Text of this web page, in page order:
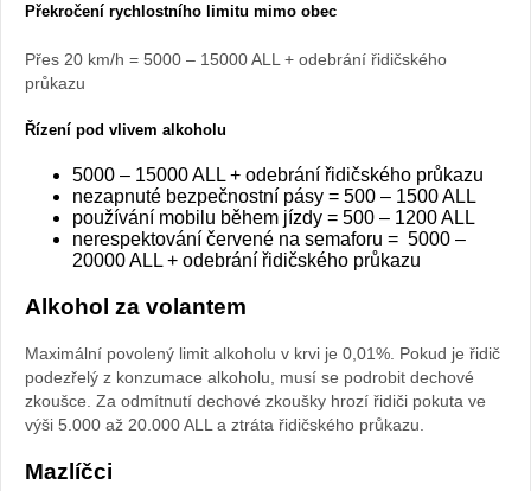
Překročení rychlostního limitu mimo obec
Přes 20 km/h = 5000 – 15000 ALL + odebrání řidičského
průkazu
Řízení pod vlivem alkoholu
5000 – 15000 ALL + odebrání řidičského průkazu
nezapnuté bezpečnostní pásy = 500 – 1500 ALL
používání mobilu během jízdy = 500 – 1200 ALL
nerespektování červené na semaforu = 5000 –
20000 ALL + odebrání řidičského průkazu
Alkohol za volantem
Maximální povolený limit alkoholu v krvi je 0,01%. Pokud je řidič
podezřelý z konzumace alkoholu, musí se podrobit dechové
zkoušce. Za odmítnutí dechové zkoušky hrozí řidiči pokuta ve
výši 5.000 až 20.000 ALL a ztráta řidičského průkazu.
Mazlíčci